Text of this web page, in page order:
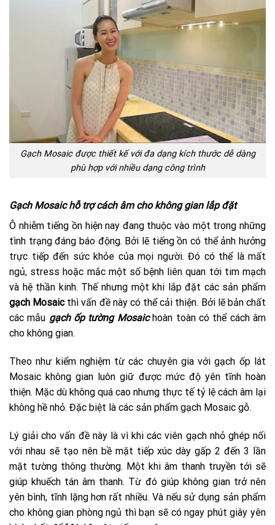
Gạch Mosaic được thiết kế với đa dạng kích thước dễ dàng
phù hợp với nhiều dạng công trình
Gạch Mosaic hỗ trợ cách âm cho không gian lắp đặt
Ô nhiễm tiếng ồn hiện nay đang thuộc vào một trong những
tình trạng đáng báo động. Bởi lẽ tiếng ồn có thể ảnh hưởng
trực tiếp đến sức khỏe của mọi người. Đó có thể là mất
ngủ, stress hoặc mắc một số bệnh liên quan tới tim mạch
và hệ thần kinh. Thế nhưng một khi lắp đặt các sản phẩm
gạch Mosaic thì vấn đề này có thể cải thiện. Bởi lẽ bản chất
các mẫu gạch ốp tường Mosaichoàn toàn có thể cách âm
cho không gian.
Theo như kiểm nghiệm từ các chuyên gia với gạch ốp lát
Mosaic không gian luôn giữ được mức độ yên tĩnh hoàn
thiện. Mặc dù không quá cao nhưng thực tế tỷ lệ cách âm lại
không hề nhỏ. Đặc biệt là các sản phẩm gạch Mosaic gỗ.
Lý giải cho vấn đề này là vì khi các viên gạch nhỏ ghép nối
với nhau sẽ tạo nên bề mặt tiếp xúc dày gấp 2 đến 3 lần
mặt tường thông thường. Một khi âm thanh truyền tới sẽ
giúp khuếch tán âm thanh. Từ đó giúp không gian trở nên
yên bình, tĩnh lặng hơn rất nhiều. Và nếu sử dụng sản phẩm
cho không gian phòng ngủ thì bạn sẽ có ngay phút giây yên